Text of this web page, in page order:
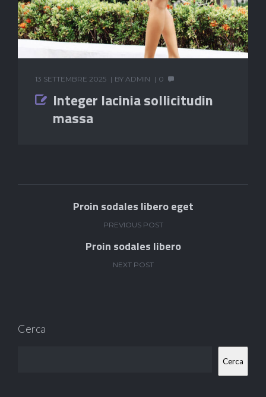
13 SETTEMBRE 2025 BY ADMIN 0
Integer lacinia sollicitudin
massa
Proin sodales libero eget
PREVIOUS POST
Proin sodales libero
NEXT POST
Cerca
Cerca